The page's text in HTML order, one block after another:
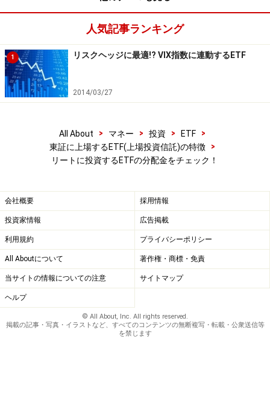
人気記事ランキング
1 リスクヘッジに最適!? VIX指数に連動するETF
2014/03/27
All About > マネー > 投資 > ETF
>
東証に上場するETF(上場投資信託)の特徴
>
リートに投資するETFの分配金をチェック！
会社概要 採用情報
投資家情報 広告掲載
利用規約 プライバシーポリシー
All Aboutについて 著作権・商標・免責
当サイトの情報についての注意 サイトマップ
ヘルプ
© All About, Inc. All rights reserved.
掲載の記事・写真・イラストなど、すべてのコンテンツの無断複写・転載・公衆送信等
を禁じます